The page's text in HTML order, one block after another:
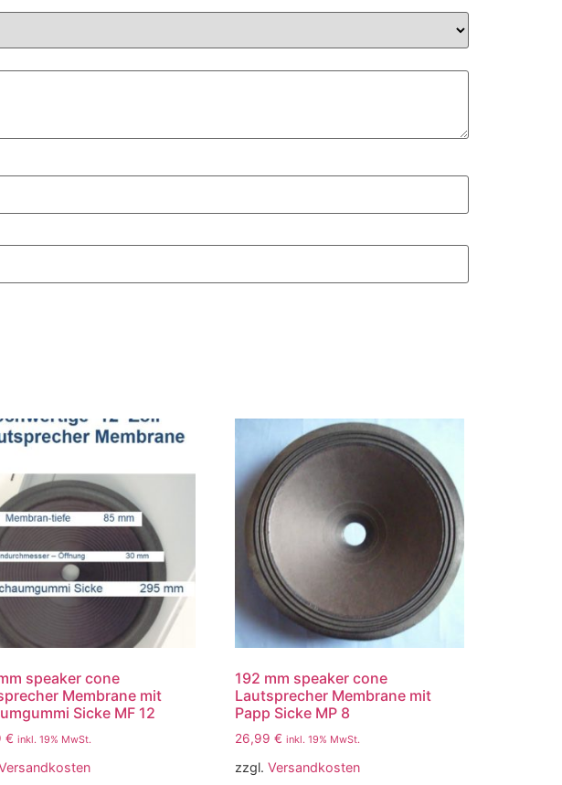
speaker cone
Membrane mit
Sicke MF 12
€ inkl. 19% MwSt.
192 mm speaker cone
Lautsprecher Membrane mit
Papp Sicke MP 8
26,99€ inkl. 19% MwSt.
zzgl.Versandkosten